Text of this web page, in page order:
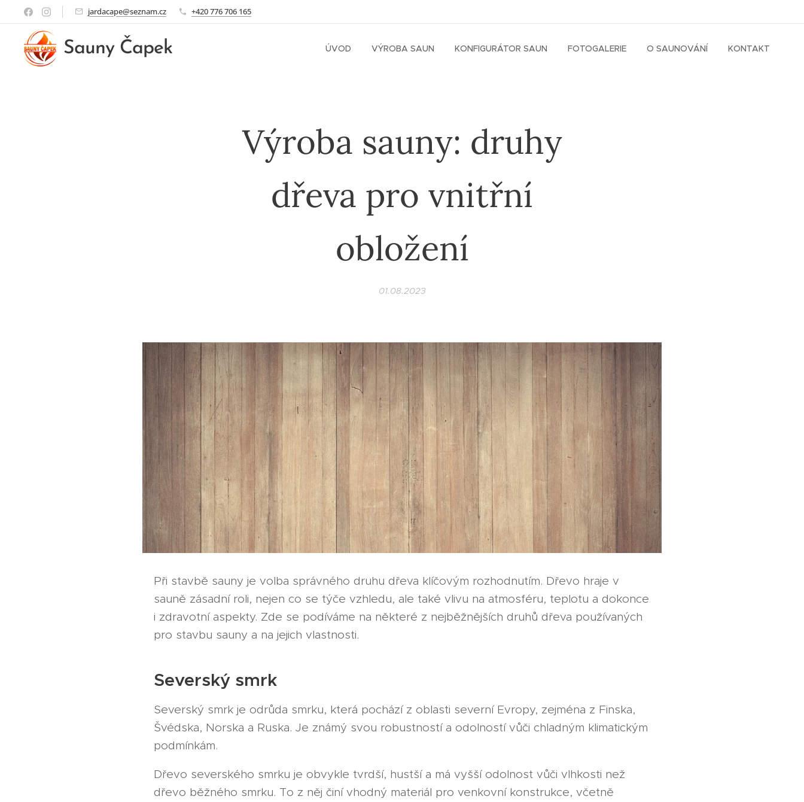
jardacape@seznam.cz +420 776 706 165
Sauny Čapek ÚVOD VÝROBA SAUN KONFIGURÁTOR SAUN FOTOGALERIE O SAUNOVÁNÍ KONTAKT
Výroba sauny: druhy
dřeva pro vnitřní
obložení
01.08.2023
Při stavbě sauny je volba správného druhu dřeva klíčovým rozhodnutím. Dřevo hraje v
sauně zásadní roli, nejen co se týče vzhledu, ale také vlivu na atmosféru, teplotu a dokonce
i zdravotní aspekty. Zde se podíváme na některé z nejběžnějších druhů dřeva používaných
pro stavbu sauny a na jejich vlastnosti.
Severský smrk
Severský smrk je odrůda smrku, která pochází z oblasti severní Evropy, zejména z Finska,
Švédska, Norska a Ruska. Je známý svou robustností a odolností vůči chladným klimatickým
podmínkám.
Dřevo severského smrku je obvykle tvrdší, hustší a má vyšší odolnost vůči vlhkosti než
dřevo běžného smrku. To z něj činí vhodný materiál pro venkovní konstrukce, včetně